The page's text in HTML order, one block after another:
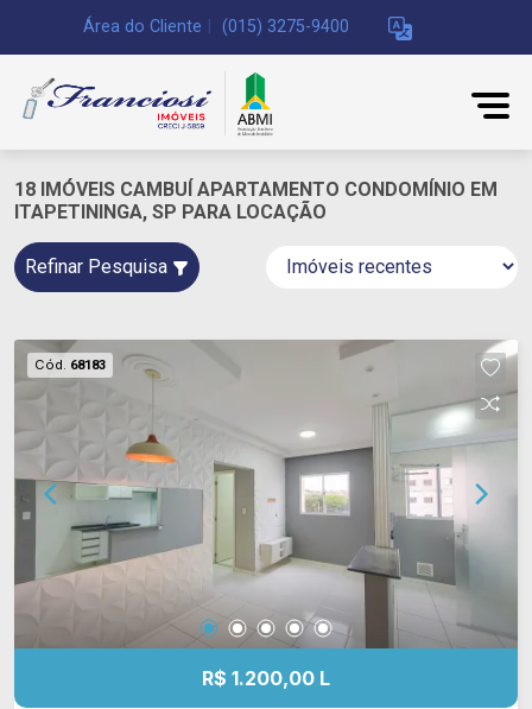
Área do Cliente (015) 3275-9400
18 IMÓVEIS CAMBUÍ APARTAMENTO CONDOMÍNIO EM
ITAPETININGA, SP PARA LOCAÇÃO
Refinar Pesquisa
Cód. 68183
R$ 1.200,00 L